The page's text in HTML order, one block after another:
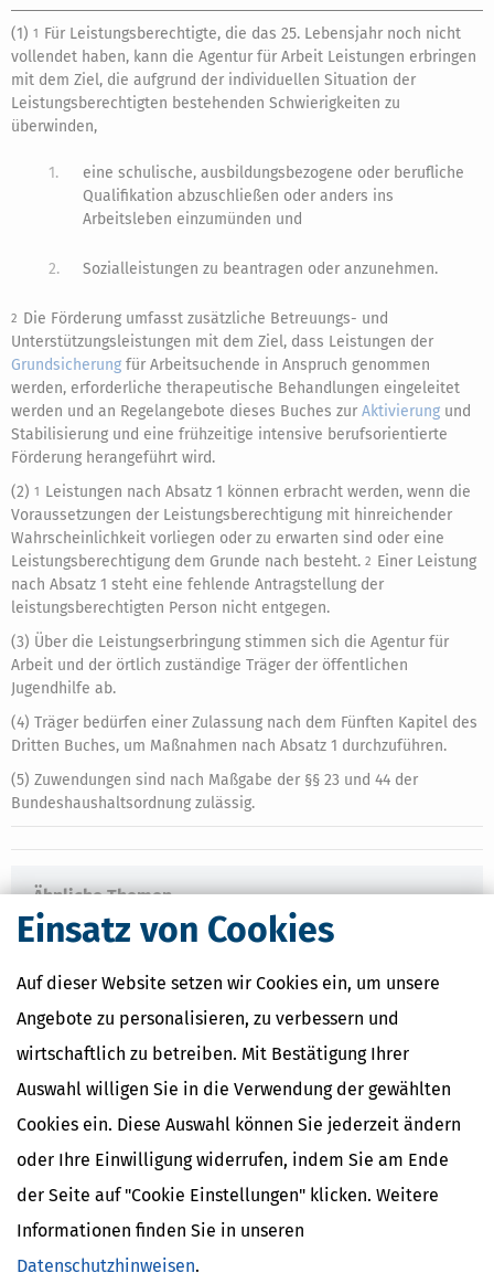
Einsatz von Cookies
Auf dieser Website setzen wir Cookies ein, um unsere
Angebote zu personalisieren, zu verbessern und
wirtschaftlich zu betreiben. Mit Bestätigung Ihrer
Auswahl willigen Sie in die Verwendung der gewählten
Cookies ein. Diese Auswahl können Sie jederzeit ändern
oder Ihre Einwilligung widerrufen, indem Sie am Ende
der Seite auf "Cookie Einstellungen" klicken. Weitere
Informationen finden Sie in unseren
Datenschutzhinweisen.
(1) 1 Für Leistungsberechtigte, die das 25. Lebensjahr noch nicht
vollendet haben, kann die Agentur für Arbeit Leistungen erbringen
mit dem Ziel, die aufgrund der individuellen Situation der
Leistungsberechtigten bestehenden Schwierigkeiten zu
überwinden,
1.
eine schulische, ausbildungsbezogene oder berufliche
Qualifikation abzuschließen oder anders ins
Arbeitsleben einzumünden und
2. Sozialleistungen zu beantragen oder anzunehmen.
2 Die Förderung umfasst zusätzliche Betreuungs- und
Unterstützungsleistungen mit dem Ziel, dass Leistungen der
Grundsicherung für Arbeitsuchende in Anspruch genommen
werden, erforderliche therapeutische Behandlungen eingeleitet
werden und an Regelangebote dieses Buches zur Aktivierung und
Stabilisierung und eine frühzeitige intensive berufsorientierte
Förderung herangeführt wird.
(2) 1
Leistungen nach Absatz 1 können erbracht werden, wenn die
Voraussetzungen der Leistungsberechtigung mit hinreichender
Wahrscheinlichkeit vorliegen oder zu erwarten sind oder eine
Leistungsberechtigung dem Grunde nach besteht. 2 Einer Leistung
nach Absatz 1 steht eine fehlende Antragstellung der
leistungsberechtigten Person nicht entgegen.
(3) Über die Leistungserbringung stimmen sich die Agentur für
Arbeit und der örtlich zuständige Träger der öffentlichen
Jugendhilfe ab.
(4) Träger bedürfen einer Zulassung nach dem Fünften Kapitel des
Dritten Buches, um Maßnahmen nach Absatz 1 durchzuführen.
(5) Zuwendungen sind nach Maßgabe der §§ 23 und 44 der
Bundeshaushaltsordnung zulässig.
Ähnliche Themen
Beruf & Ausbildung
Geld im Alltag
Verwandte Lexikon-Begriffe
Mindestlohn
Abfindung
Abschlagszahlung
Anwesenheitsprämien
Apothekerzuschüsse